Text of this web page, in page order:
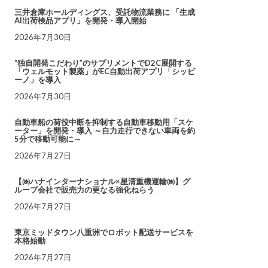
三井倉庫ホールディングス、受託物流業務に 「生成
AI出荷検品アプリ」を開発・導入開始
2026年7月30日
“独自開発こだわり”のサプリメントでD2C展開する
「ウェルモット製薬」がEC自動出荷アプリ「シッピ
ーノ」を導入
2026年7月30日
自動車船の荷役中断を抑制する自動車移動用「スケ
ーター」を開発・導入 ～自力走行できない車両を約
5分で移動可能に～
2026年7月27日
【㈱ハナインターナショナル×星清重機運輸㈱】グ
ループ会社で販売力の更なる強化ねらう
2026年7月27日
東京ミッドタウン八重洲でロボット配送サービスを
本格始動
2026年7月27日